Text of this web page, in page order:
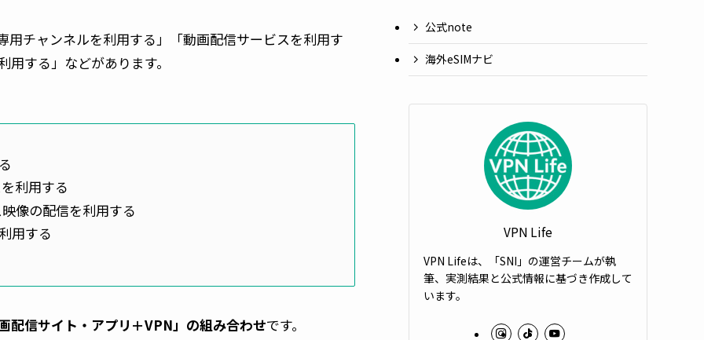
チャンネルを利用する」「動画配信サービスを利用す
する」などがあります。
利用する
像の配信を利用する
用する
配信サイト・アプリ＋VPN」の組み合わせです。
公式note
海外eSIMナビ
VPN Life
VPN Lifeは、「SNI」の運営チームが執
筆、実測結果と公式情報に基づき作成して
います。